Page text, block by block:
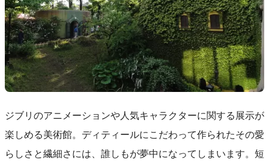
ジブリのアニメーションや人気キャラクターに関する展示が
楽しめる美術館。ディティールにこだわって作られたその愛
らしさと繊細さには、誰しもが夢中になってしまいます。短